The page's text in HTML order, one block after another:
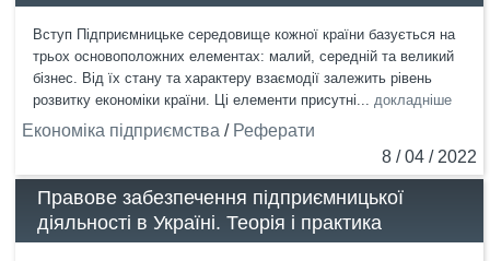
Вступ Підприємницьке середовище кожної країни базується на
трьох основоположних елементах: малий, середній та великий
бізнес. Від їх стану та характеру взаємодії залежить рівень
розвитку економіки країни. Ці елементи присутні... докладніше
Економіка підприємства / Реферати
8 / 04 / 2022
Правове забезпечення підприємницької
діяльності в Україні. Теорія і практика